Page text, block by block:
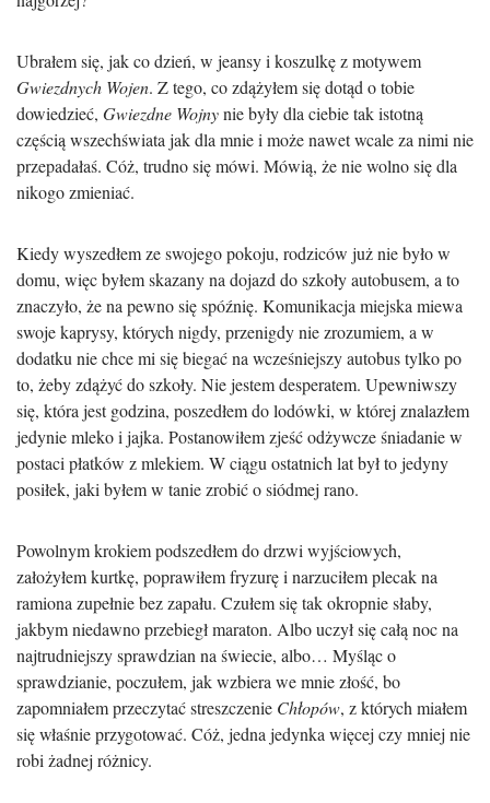
Ubrałem się, jak co dzień, w jeansy i koszulkę z motywem
Gwiezdnych Wojen. Z tego, co zdążyłem się dotąd o tobie
dowiedzieć, Gwiezdne Wojnynie były dla ciebie tak istotną
częścią wszechświata jak dla mnie i może nawet wcale za nimi nie
przepadałaś. Cóż, trudno się mówi. Mówią, że nie wolno się dla
nikogo zmieniać.
Kiedy wyszedłem ze swojego pokoju, rodziców już nie było w
domu, więc byłem skazany na dojazd do szkoły autobusem, a to
znaczyło, że na pewno się spóźnię. Komunikacja miejska miewa
swoje kaprysy, których nigdy, przenigdy nie zrozumiem, a w
dodatku nie chce mi się biegać na wcześniejszy autobus tylko po
to, żeby zdążyć do szkoły. Nie jestem desperatem. Upewniwszy
się, która jest godzina, poszedłem do lodówki, w której znalazłem
jedynie mleko i jajka. Postanowiłem zjeść odżywcze śniadanie w
postaci płatków z mlekiem. W ciągu ostatnich lat był to jedyny
posiłek, jaki byłem w tanie zrobić o siódmej rano.
Powolnym krokiem podszedłem do drzwi wyjściowych,
założyłem kurtkę, poprawiłem fryzurę i narzuciłem plecak na
ramiona zupełnie bez zapału. Czułem się tak okropnie słaby,
jakbym niedawno przebiegł maraton. Albo uczył się całą noc na
najtrudniejszy sprawdzian na świecie, albo… Myśląc o
sprawdzianie, poczułem, jak wzbiera we mnie złość, bo
zapomniałem przeczytać streszczenie Chłopów, z których miałem
się właśnie przygotować. Cóż, jedna jedynka więcej czy mniej nie
robi żadnej różnicy.